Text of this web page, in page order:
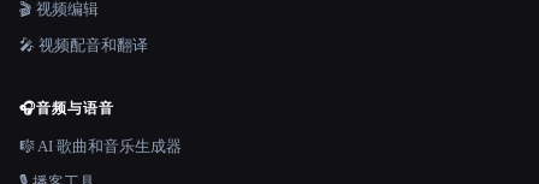
🎬 视频编辑
🎤 视频配音和翻译
🎧音频与语音
🎼 AI 歌曲和音乐生成器